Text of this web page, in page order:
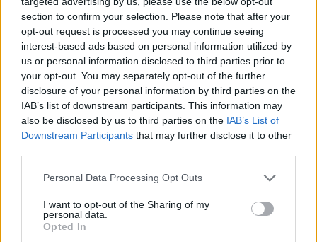
section to confirm your selection. Please note that after your
opt-out request is processed you may continue seeing
interest-based ads based on personal information utilized by
us or personal information disclosed to third parties prior to
your opt-out. You may separately opt-out of the further
disclosure of your personal information by third parties on the
IAB’s list of downstream participants. This information may
also be disclosed by us to third parties on the IAB’s List of
Downstream Participants that may further disclose it to other
Please note that this website/app uses one or more Google
not limited to your visit or usage behaviour. You may click to
grant or deny consent to Google and its third-party tags to
use your data for below specified purposes in below Google
Personal Data Processing Opt Outs
I want to opt-out of the Sharing of my
personal data.
Opted In
τον Αμερικανό πρόεδρο και να λειτουργήσει σε ένα νέο
παράδειγμα όπου η ασφάλεια δεν βασίζεται μόνο στους
διατλαντικούς δεσμούς».
Την περασμένη εβδομάδα, ο Τουσκ υπέγραψε συνθήκη με τη
Γαλλία, η οποία δεσμεύει τις δύο πλευρές σε αμοιβαία
συνδρομή σε περίπτωση που μία από αυτές δεχθεί επίθεση.
Λευκό Οίκο δύο εβδομάδες πριν από τις εκλογές, λέει ότι
Αυτή η συνάντηση προκάλεσε στην Πολωνία κατηγορίες για
ανάμιξη των ΗΠΑ στις εκλογές.